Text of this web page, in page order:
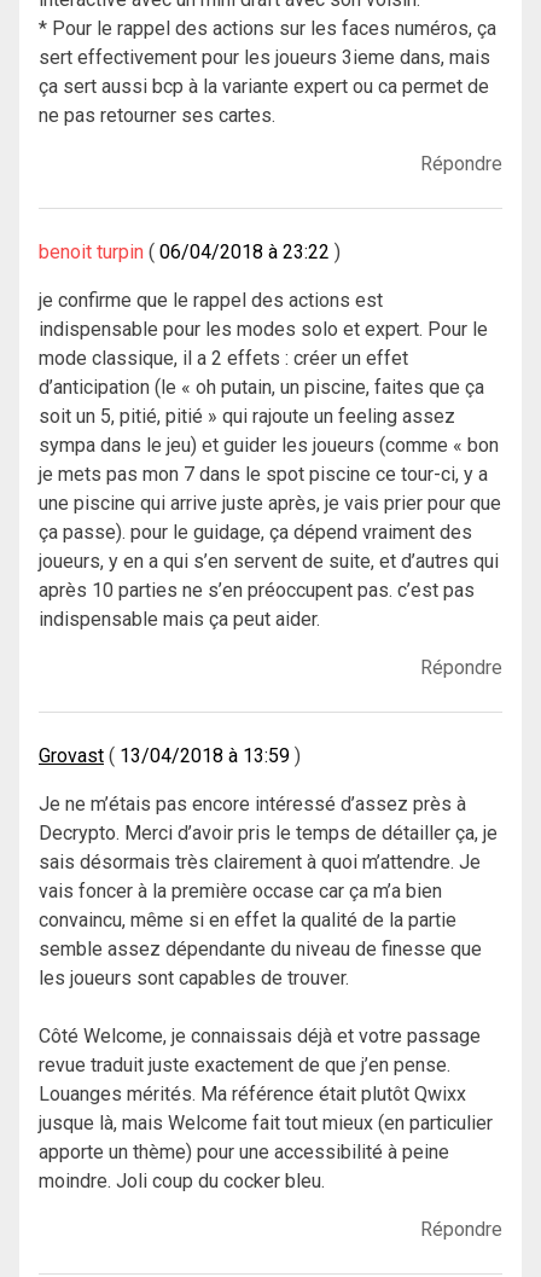
* Pour le rappel des actions sur les faces numéros, ça
sert effectivement pour les joueurs 3ieme dans, mais
ça sert aussi bcp à la variante expert ou ca permet de
ne pas retourner ses cartes.
Répondre
benoit turpin 06/04/2018 à 23:22
je confirme que le rappel des actions est
indispensable pour les modes solo et expert. Pour le
mode classique, il a 2 effets : créer un effet
d’anticipation (le « oh putain, un piscine, faites que ça
soit un 5, pitié, pitié » qui rajoute un feeling assez
sympa dans le jeu) et guider les joueurs (comme « bon
je mets pas mon 7 dans le spot piscine ce tour-ci, y a
une piscine qui arrive juste après, je vais prier pour que
ça passe). pour le guidage, ça dépend vraiment des
joueurs, y en a qui s’en servent de suite, et d’autres qui
après 10 parties ne s’en préoccupent pas. c’est pas
indispensable mais ça peut aider.
Répondre
Grovast 13/04/2018 à 13:59
Je ne m’étais pas encore intéressé d’assez près à
Decrypto. Merci d’avoir pris le temps de détailler ça, je
sais désormais très clairement à quoi m’attendre. Je
vais foncer à la première occase car ça m’a bien
convaincu, même si en effet la qualité de la partie
semble assez dépendante du niveau de finesse que
les joueurs sont capables de trouver.
Côté Welcome, je connaissais déjà et votre passage
revue traduit juste exactement de que j’en pense.
Louanges mérités. Ma référence était plutôt Qwixx
jusque là, mais Welcome fait tout mieux (en particulier
apporte un thème) pour une accessibilité à peine
moindre. Joli coup du cocker bleu.
Répondre